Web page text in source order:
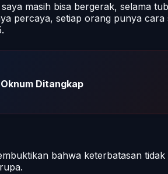
masih bisa bergerak, selama
percaya, setiap orang punya
Ditangkap
bahwa keterbatasan